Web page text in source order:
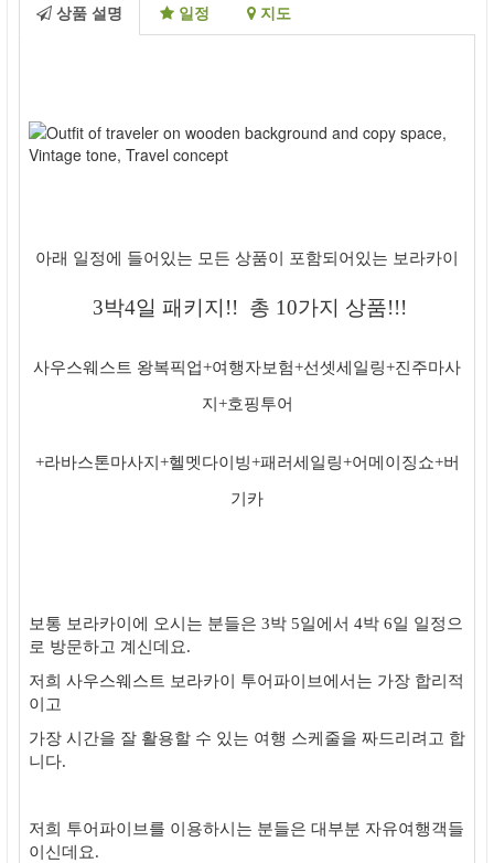
상품 설명 일정 지도
아래 일정에 들어있는 모든 상품이 포함되어있는 보라카이
3박4일 패키지!! 총 10가지 상품!!!
사우스웨스트 왕복픽업+여행자보험+선셋세일링+진주마사
지+호핑투어
+라바스톤마사지+헬멧다이빙+패러세일링+어메이징쇼+버
기카
보통 보라카이에 오시는 분들은 3박 5일에서 4박 6일 일정으
로 방문하고 계신데요.
저희 사우스웨스트 보라카이 투어파이브에서는 가장 합리적
이고
가장 시간을 잘 활용할 수 있는 여행 스케줄을 짜드리려고 합
니다.
저희 투어파이브를 이용하시는 분들은 대부분 자유여행객들
이신데요.